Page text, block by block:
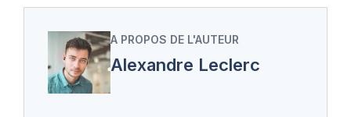
A PROPOS DE L'AUTEUR
Alexandre Leclerc